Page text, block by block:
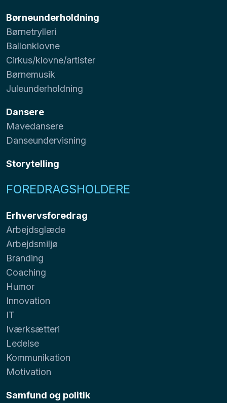
Børneunderholdning
Børnetrylleri
Ballonklovne
Cirkus/klovne/artister
Børnemusik
Juleunderholdning
Dansere
Mavedansere
Danseundervisning
Storytelling
FOREDRAGSHOLDERE
Erhvervsforedrag
Arbejdsglæde
Arbejdsmiljø
Branding
Coaching
Humor
Innovation
IT
Iværksætteri
Ledelse
Kommunikation
Motivation
Samfund og politik